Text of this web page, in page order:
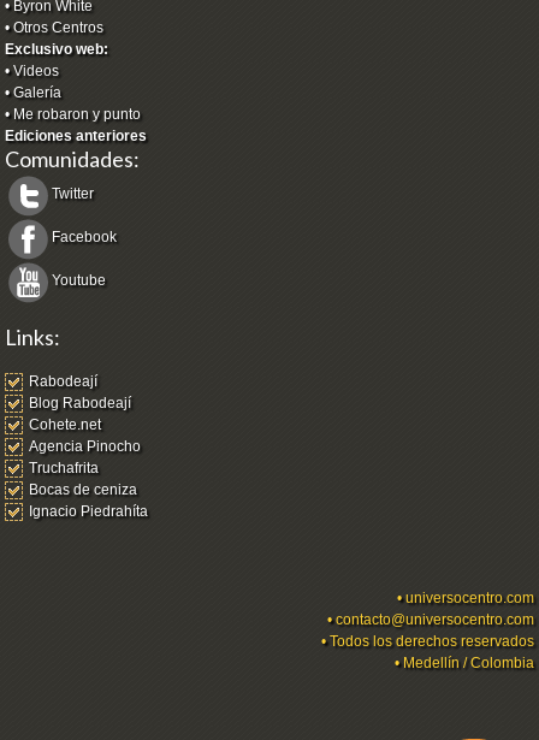
• Byron White
•Otros Centros
Exclusivo web:
•Videos
•Galería
• Me robaron y punto
Ediciones anteriores
Comunidades:
Twitter
Facebook
Youtube
Links:
Rabodeají
Blog Rabodeají
Cohete.net
Agencia Pinocho
Truchafrita
Bocas de ceniza
Ignacio Piedrahíta
•universocentro.com
•contacto@universocentro.com
• Todos los derechos reservados
• Medellín / Colombia